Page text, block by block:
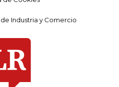
Industria y Comercio